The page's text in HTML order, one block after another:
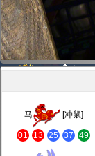
马 [冲鼠]
01 13 25 37 49